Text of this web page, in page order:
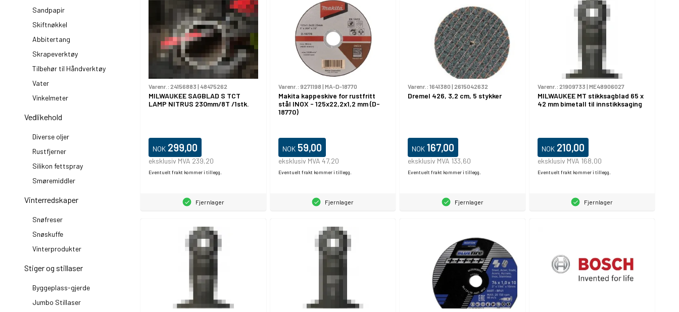
Sandpapir
Skiftnøkkel
Abbitertang
Skrapeverktøy
Tilbehør til Håndverktøy
Vater
Vinkelmeter
Vedlikehold
Diverse oljer
Rustfjerner
Silikon fettspray
Smøremiddler
Vinterredskaper
Snøfreser
Snøskuffe
Vinterprodukter
Stiger og stillaser
Byggeplass-gjerde
Jumbo Stillaser
Varenr.: 24156883 | 48475262
MILWAUKEE SAGBLAD S TCT
LAMP NITRUS 230mm/8T /1stk.
NOK 299,00
eksklusiv MVA 239,20
Eventuelt frakt kommer i tillegg.
Fjernlager
Varenr.: 9271198 | MA-D-18770
Makita kappeskive for rustfritt
stål INOX - 125x22,2x1,2 mm (D-
18770)
NOK 59,00
eksklusiv MVA 47,20
Eventuelt frakt kommer i tillegg.
Fjernlager
Varenr.: 1641380 | 2615042632
Dremel 426, 3,2 cm, 5 stykker
NOK 167,00
eksklusiv MVA 133,60
Eventuelt frakt kommer i tillegg.
Fjernlager
Varenr.: 21909733 | ME48906027
MILWAUKEE MT stikksagblad 65 x
42 mm bimetall til innstikksaging
NOK 210,00
eksklusiv MVA 168,00
Eventuelt frakt kommer i tillegg.
Fjernlager